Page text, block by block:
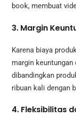
book, membuat
3. Margin
Karena biaya
margin
dibandingkan
ribuan kali dengan
4. Fleksibilitas